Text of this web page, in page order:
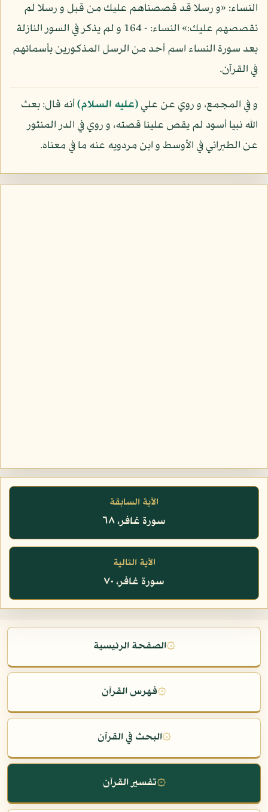
النساء: «و رسلا قد قصصناهم عليك من قبل و رسلا لم
نقصصهم عليك:» النساء: - 164 و لم يذكر في السور النازلة
بعد سورة النساء اسم أحد من الرسل المذكورين بأسمائهم
في القرآن.
و في المجمع، و روي عن علي(عليه السلام)أنه قال: بعث
الله نبيا أسود لم يقص علينا قصته، و روي في الدر المنثور
عن الطبراني في الأوسط و ابن مردويه عنه ما في معناه.
الآية السابقة
سورة غافر، ٦٨
الآية التالية
سورة غافر، ٧٠
۞الصفحة الرئيسية
۞فهرس القرآن
۞البحث في القرآن
۞تفسير القرآن